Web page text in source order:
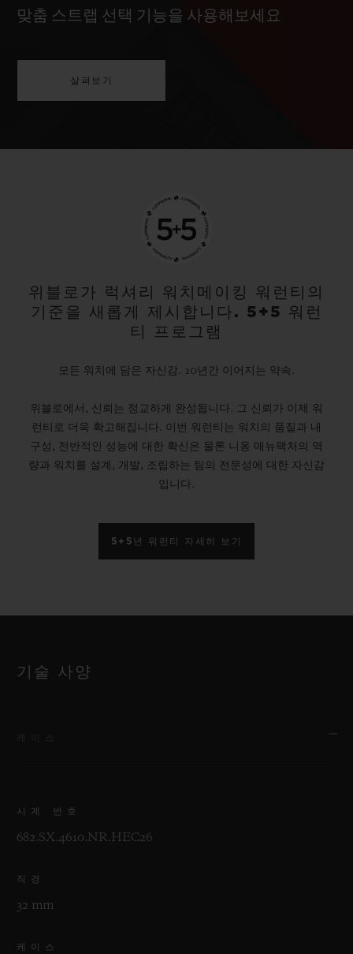
맞춤 스트랩 선택 기능을 사용해보세요
살펴보기
위블로가 럭셔리 워치메이킹 워런티의
기준을 새롭게 제시합니다. 5+5 워런
티 프로그램
모든 워치에 담은 자신감. 10년간 이어지는 약속.
위블로에서, 신뢰는 정교하게 완성됩니다. 그 신뢰가 이제 워
런티로 더욱 확고해집니다. 이번 워런티는 워치의 품질과 내
구성, 전반적인 성능에 대한 확신은 물론 니옹 매뉴팩처의 역
량과 워치를 설계, 개발, 조립하는 팀의 전문성에 대한 자신감
입니다.
5+5년 워런티 자세히 보기
기술 사양
시계 번호
682.SX.4610.NR.HEC26
직경
32 mm
케이스